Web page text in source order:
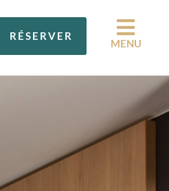
MENU
RÉSERVER